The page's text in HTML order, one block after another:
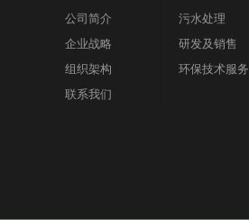
公司简介
企业战略
组织架构
联系我们
污水处理
研发及销售
环保技术服务